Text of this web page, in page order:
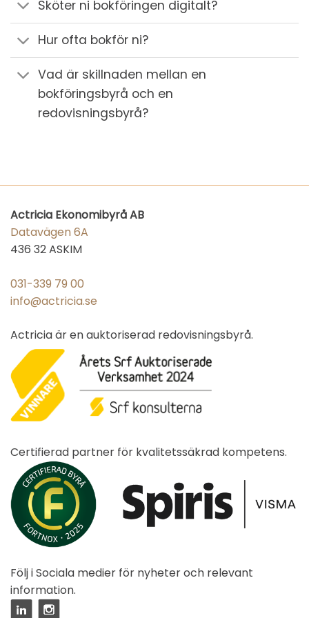
Sköter ni bokföringen digitalt?
Hur ofta bokför ni?
Vad är skillnaden mellan en
bokföringsbyrå och en
redovisningsbyrå?
Actricia Ekonomibyrå AB
Datavägen 6A
436 32 ASKIM
031-339 79 00
info@actricia.se
Actricia är en auktoriserad redovisningsbyrå.
Certifierad partner för kvalitetssäkrad kompetens.
Följ i Sociala medier för nyheter och relevant
information.